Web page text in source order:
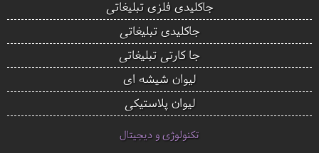
جاکلیدی فلزی تبلیغاتی
جاکلیدی تبلیغاتی
جا کارتی تبلیغاتی
لیوان شیشه ای
لیوان پلاستیکی
تکنولوژی و دیجیتال